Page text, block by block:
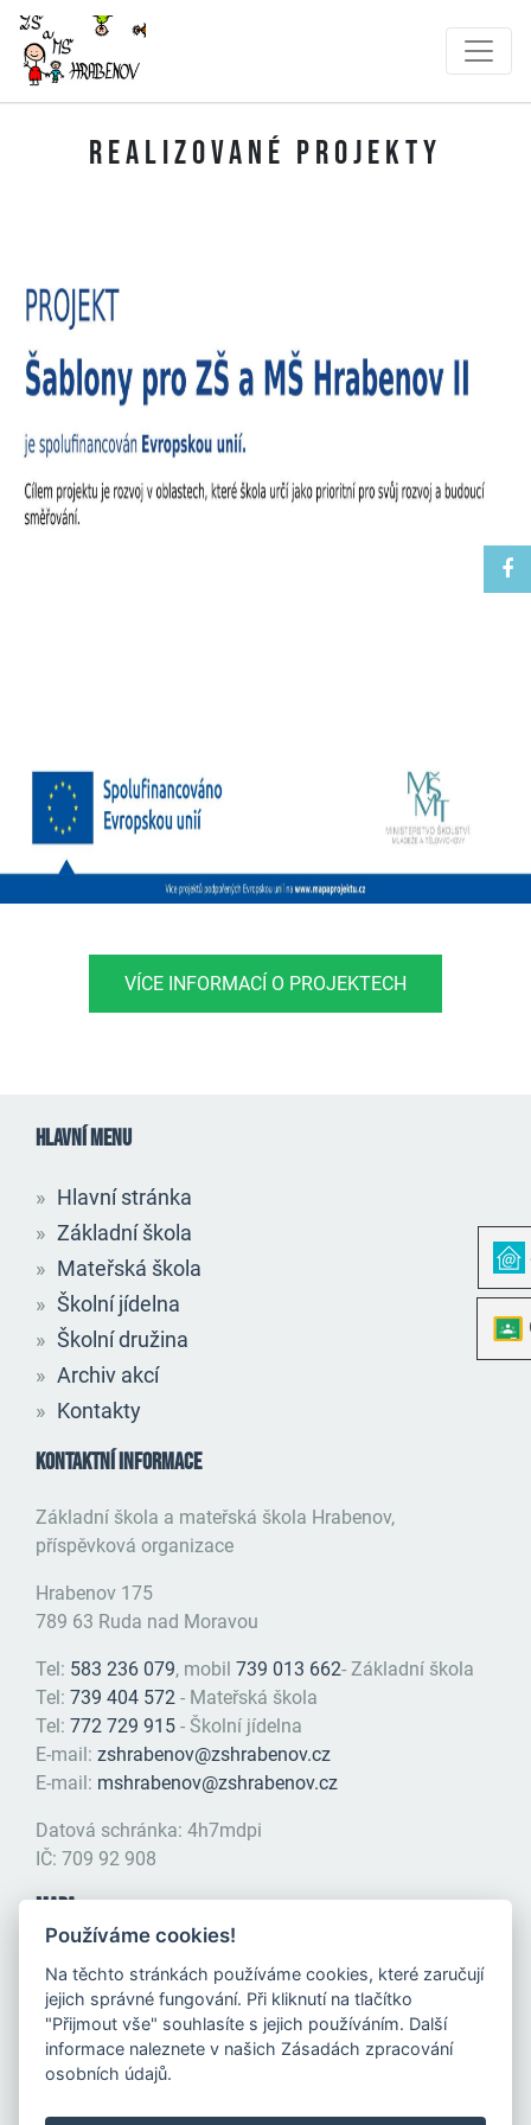
Realizované projekty
VÍCE INFORMACÍ O PROJEKTECH
HLAVNÍ MENU
Hlavní stránka
Základní škola
Mateřská škola
Školní jídelna
Školní družina
Archiv akcí
Kontakty
KONTAKTNÍ INFORMACE
Základní škola a mateřská škola Hrabenov,
příspěvková organizace
Hrabenov 175
789 63 Ruda nad Moravou
Tel: 583 236 079, mobil 739 013 662- Základní škola
Tel: 739 404 572 - Mateřská škola
Tel: 772 729 915 - Školní jídelna
E-mail: zshrabenov@zshrabenov.cz
E-mail: mshrabenov@zshrabenov.cz
Datová schránka: 4h7mdpi
IČ: 709 92 908
MAPA
Používáme cookies!
Na těchto stránkách používáme cookies, které zaručují
jejich správné fungování. Při kliknutí na tlačítko
"Přijmout vše" souhlasíte s jejich používáním. Další
informace naleznete v našich Zásadách zpracování
osobních údajů.